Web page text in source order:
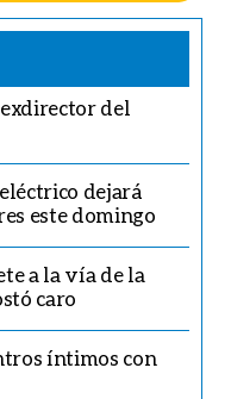
del
dejará
este domingo
a la vía de la
caro
íntimos con